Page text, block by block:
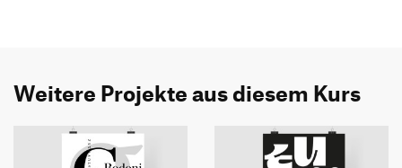
Weitere Projekte aus diesem Kurs